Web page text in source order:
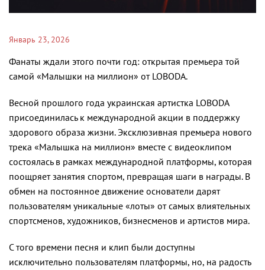
Январь 23, 2026
Фанаты ждали этого почти год: открытая премьера той
самой «Малышки на миллион» от LOBODA.
Весной прошлого года украинская артистка LOBODA
присоединилась к международной акции в поддержку
здорового образа жизни. Эксклюзивная премьера нового
трека «Малышка на миллион» вместе с видеоклипом
состоялась в рамках международной платформы, которая
поощряет занятия спортом, превращая шаги в награды. В
обмен на постоянное движение основатели дарят
пользователям уникальные «лоты» от самых влиятельных
спортсменов, художников, бизнесменов и артистов мира.
С того времени песня и клип были доступны
исключительно пользователям платформы, но, на радость